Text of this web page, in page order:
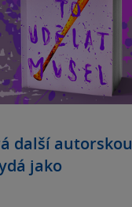
další autorskou
jako